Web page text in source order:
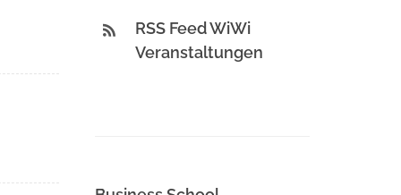
RSS Feed WiWi
Veranstaltungen